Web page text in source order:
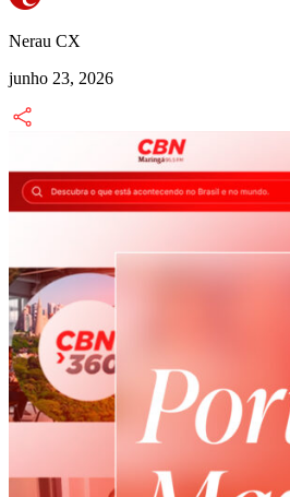
Nerau CX
junho 23, 2026